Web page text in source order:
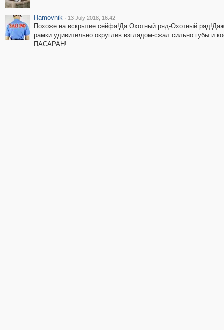
Hamovnik · 13 July 2018, 16:42
Похоже на вскрытие сейфа!Да Охотный ряд-Охотный
рамки удивительно округлив взглядом-сжал сильно губы и
ПАСАРАН!